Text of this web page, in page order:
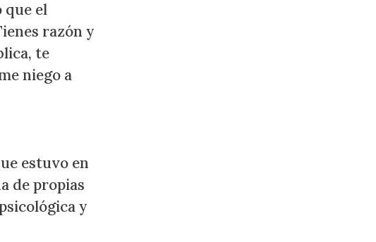
que el
razón y
te
niego a
estuvo en
de propias
y